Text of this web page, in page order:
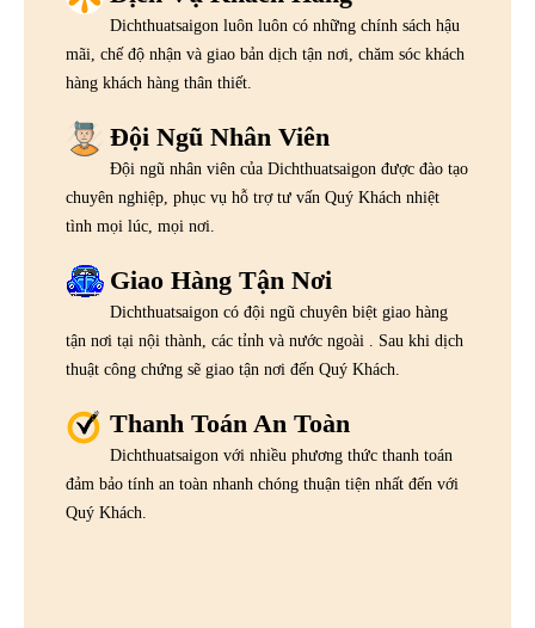
Dichthuatsaigon luôn luôn có những chính sách hậu
mãi, chế độ nhận và giao bản dịch tận nơi, chăm sóc khách
hàng khách hàng thân thiết.
Đội Ngũ Nhân Viên
Đội ngũ nhân viên của Dichthuatsaigon được đào tạo
chuyên nghiệp, phục vụ hỗ trợ tư vấn Quý Khách nhiệt
tình mọi lúc, mọi nơi.
Giao Hàng Tận Nơi
Dichthuatsaigon có đội ngũ chuyên biệt giao hàng
tận nơi tại nội thành, các tỉnh và nước ngoài . Sau khi dịch
thuật công chứng sẽ giao tận nơi đến Quý Khách.
Thanh Toán An Toàn
Dichthuatsaigon với nhiều phương thức thanh toán
đảm bảo tính an toàn nhanh chóng thuận tiện nhất đến với
Quý Khách.